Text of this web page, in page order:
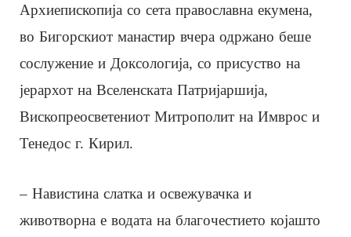
Архиепископија со сета православна екумена,
во Бигорскиот манастир вчера одржано беше
сослужение и Доксологија, со присуство на
јерархот на Вселенската Патријаршија,
Вископреосветениот Митрополит на Имврос и
Тенедос г. Кирил.
– Навистина слатка и освежувачка и
животворна е водата на благочестието којашто